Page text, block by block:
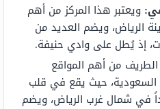
ويعتبر هذا المركز من أهم
الرياض، ويضم العديد من
إذ يُطل على وادي حنيفة.
من أهم المواقع
السعودية، حيث يقع في قلب
في شمال غرب الرياض، ويضم